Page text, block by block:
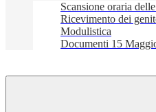
Scansione oraria
Ricevimento dei
Modulistica
Documenti 15